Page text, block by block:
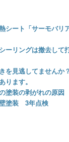
シート「サーモバ
ーリングは撤去して
を見逃してませんか
ります。
塗装の剥がれの原因
塗装 3年点検